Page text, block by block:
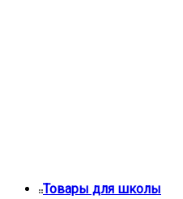
Товары для школы